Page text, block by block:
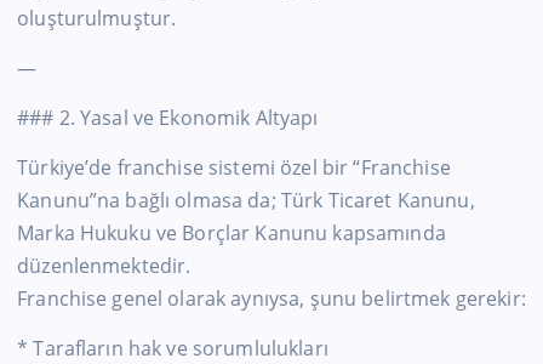
oluşturulmuştur.
—
### 2. Yasal ve Ekonomik Altyapı
Türkiye’de franchise sistemi özel bir “Franchise
Kanunu”na bağlı olmasa da; Türk Ticaret Kanunu,
Marka Hukuku ve Borçlar Kanunu kapsamında
düzenlenmektedir.
Franchise genel olarak aynıysa, şunu belirtmek gerekir:
* Tarafların hak ve sorumlulukları